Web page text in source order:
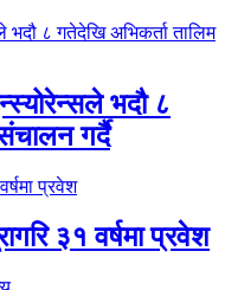
भदौ ८
गर्दै
३१ वर्षमा प्रवेश